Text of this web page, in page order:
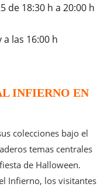
de 18:30 h a 20:00 h
a las 16:00 h
INFIERNO EN
colecciones bajo el
temas centrales
de Halloween.
Infierno, los visitantes